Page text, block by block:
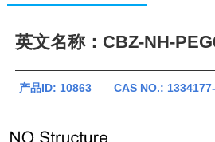
英文名称：CBZ-NH-
产品ID: 10863 CAS NO.: